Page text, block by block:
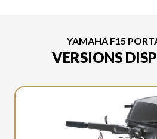
YAMAHA F15
VERSIONS